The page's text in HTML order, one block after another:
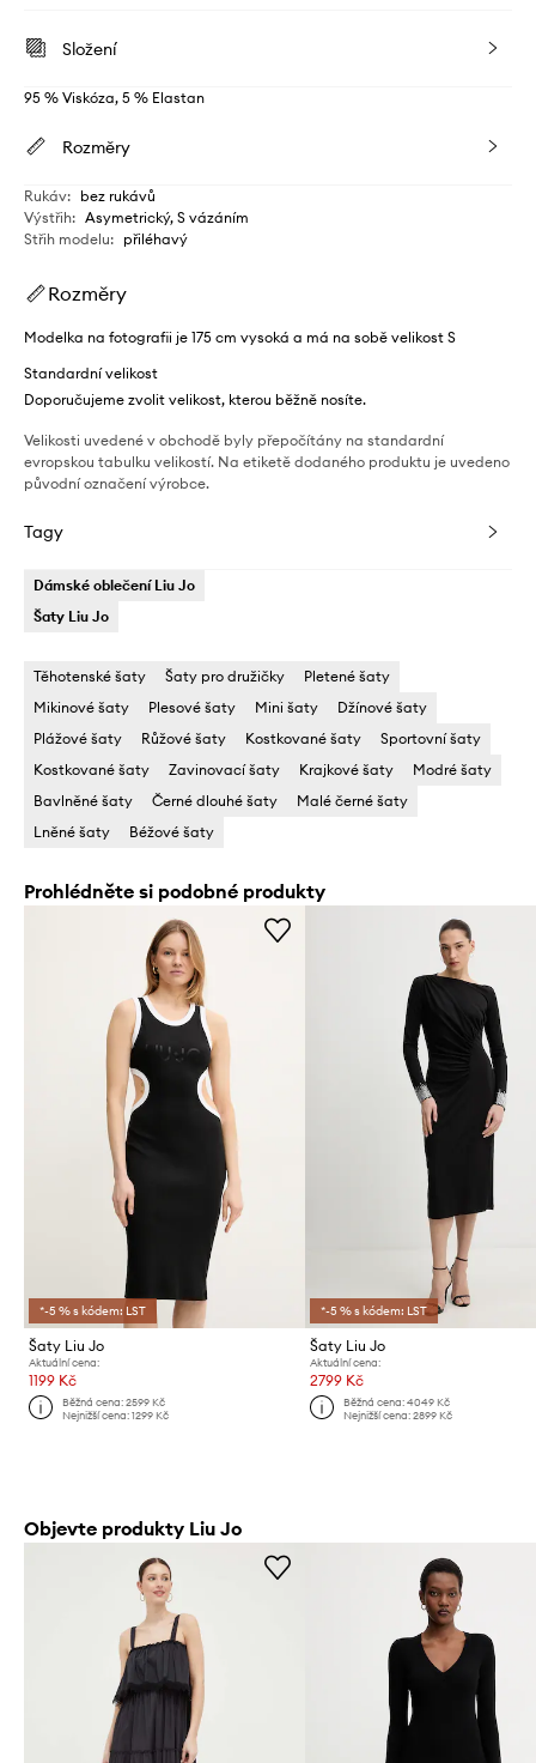
Složení
95 % Viskóza, 5 % Elastan
Rozměry
Rukáv: bez rukávů
Výstřih: Asymetrický, S vázáním
Střih modelu: přiléhavý
Rozměry
Modelka na fotografii je 175 cm vysoká a má na sobě velikost S
Standardní velikost
Doporučujeme zvolit velikost, kterou běžně nosíte.
Velikosti uvedené v obchodě byly přepočítány na standardní
evropskou tabulku velikostí. Na etiketě dodaného produktu je uvedeno
původní označení výrobce.
Tagy
Dámské oblečení Liu Jo
Šaty Liu Jo
Těhotenské šaty Šaty pro družičky
Pletené šaty
Mikinové šaty
Plesové šaty Mini šaty
Džínové šaty
Plážové šaty
Růžové šaty Kostkované šaty
Sportovní šaty
Kostkované šaty
Zavinovací šaty Krajkové šaty
Modré šaty
Bavlněné šaty
Černé dlouhé šaty
Malé černé šaty
Lněné šaty
Béžové šaty
Prohlédněte si podobné produkty
*-5 % s kódem: LST
Šaty Liu Jo
Aktuální cena:
1199 Kč
Běžná cena:2599 Kč
Nejnižší cena:1299 Kč
*-5 % s kódem: LST
Šaty Liu Jo
Aktuální cena:
2799 Kč
Běžná cena: 4049 Kč
Nejnižší cena: 2899 Kč
Objevte produkty Liu Jo